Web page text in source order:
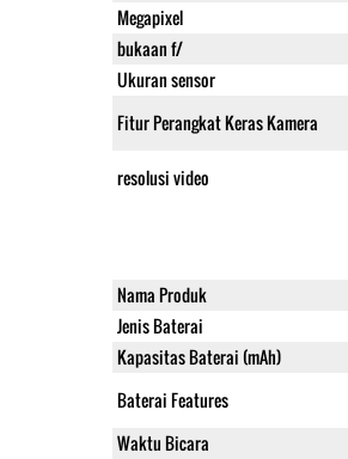
Megapixel
bukaan f/
Ukuran sensor
Fitur Perangkat Keras Kamera
resolusi video
Nama Produk
Jenis Baterai
Kapasitas Baterai (mAh)
Baterai Features
Waktu Bicara